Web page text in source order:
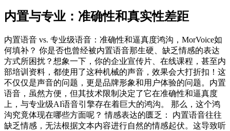
内置与专业：准确性和真实性差距
内置语音 vs. 专业级语音：准确性和逼真度鸿沟，MorVoice如
何填补？ 你是否也曾经被内置语音那生硬、缺乏情感的表达
方式所困扰？想象一下，你的企业宣传片、在线课程，甚至内
部培训资料，都使用了这种机械的声音，效果会大打折扣！这
不仅仅是声音的问题，更是品牌形象和用户体验的问题。内置
语音，虽然方便，但其技术限制决定了它在准确性和逼真度
上，与专业级AI语音引擎存在着巨大的鸿沟。 那么，这个鸿
沟究竟体现在哪些方面呢？ 情感表达的匮乏： 内置语音往往
缺乏情感，无法根据文本内容进行自然的情感起伏。这导致听